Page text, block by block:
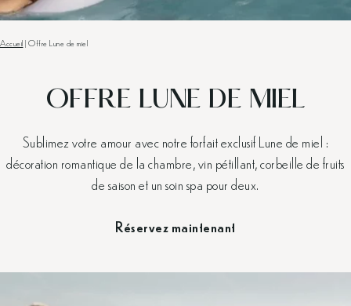
Accueil | Offre Lune de miel
OFFRE LUNE DE MIEL
Sublimez votre amour avec notre forfait exclusif Lune de miel :
décoration romantique de la chambre, vin pétillant, corbeille de fruits
de saison et un soin spa pour deux.
Réservez maintenant